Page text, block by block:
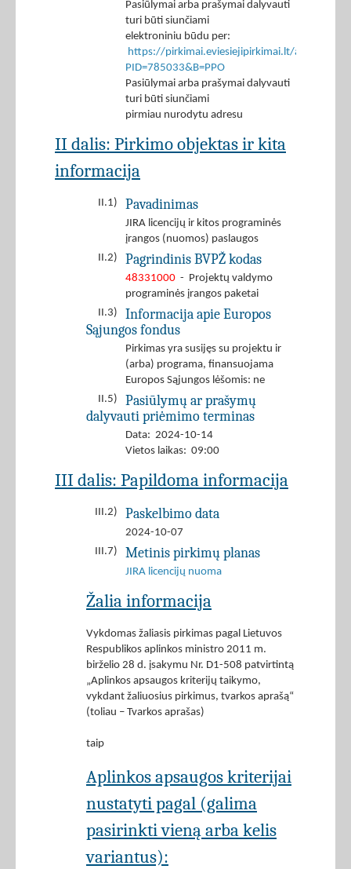
Pasiūlymai arba prašymai dalyvauti
turi būti siunčiami
elektroniniu būdu per:
https://pirkimai.eviesiejipirkimai.lt/app/rfq/
PID=785033&B=PPO
Pasiūlymai arba prašymai dalyvauti
turi būti siunčiami
pirmiau nurodytu adresu
II dalis: Pirkimo objektas ir kita
informacija
II.1) Pavadinimas
JIRA licencijų ir kitos programinės
įrangos (nuomos) paslaugos
II.2)
Pagrindinis BVPŽ kodas
48331000 - Projektų valdymo
programinės įrangos paketai
II.3)
Informacija apie Europos
Sąjungos fondus
Pirkimas yra susijęs su projektu ir
(arba) programa, finansuojama
Europos Sąjungos lėšomis: ne
II.5)
Pasiūlymų ar prašymų
dalyvauti priėmimo terminas
Data: 2024-10-14
Vietos laikas: 09:00
III dalis: Papildoma informacija
III.2) Paskelbimo data
2024-10-07
III.7)
Metinis pirkimų planas
JIRA licencijų nuoma
Žalia informacija
Vykdomas žaliasis pirkimas pagal Lietuvos
Respublikos aplinkos ministro 2011 m.
birželio 28 d. įsakymu Nr. D1-508 patvirtintą
„Aplinkos apsaugos kriterijų taikymo,
vykdant žaliuosius pirkimus, tvarkos aprašą“
(toliau – Tvarkos aprašas)
taip
Aplinkos apsaugos kriterijai
nustatyti pagal (galima
pasirinkti vieną arba kelis
variantus):